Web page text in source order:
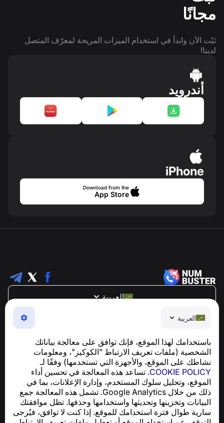
العربية
باستخدامك لهذا الموقع، فإنك توافق على معالجة بياناتك
الشخصية (ملفات تعريف الارتباط "الكوكيز"، ومعلومات
نشاطك على الموقع، والأجهزة التي تستخدمها) وفقًا لـ
COOKIE POLICY. تساعد هذه المعالجة في تحسين أداء
الموقع، وتحليل سلوك المستخدم، وإدارة الإعلانات، بما في
ذلك من خلال Google Analytics. تشمل هذه المعالجة جمع
البيانات وتخزينها وتحديثها واستخدامها وحذفها. تظل موافقتك
سارية طوال فترة استخدامك للموقع. إذا كنت لا توافق، فيُرجى
مجانًا
ثبّت الآن وابدأ في استخدام الميزات المريحة لمعرّف المتصل
لدينا!
أندرويد
iPhone
Download from the
App Store
العربية
NumBuster © 2013—2026 ·
support@numbuster.com
تطبيق سهل الاستخدام يحميك من الاحتيال الهاتفي، الرسائل
للاستفسارات المتعلقة بالامتثال للائحة العامة لحماية البيانات
support@numbuster.com
مركز المساعدة
الأخبار والمقالات
حول المشروع
جهات الاتصال